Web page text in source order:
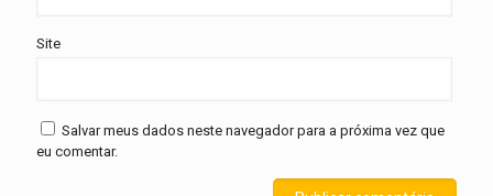
Site
Salvar meus dados neste navegador para a próxima vez que
eu comentar.